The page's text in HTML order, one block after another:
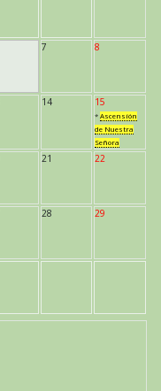
7 8
14 15
* Ascensión
de Nuestra
Señora
21 22
28 29